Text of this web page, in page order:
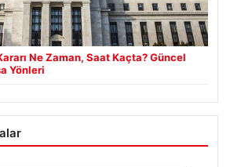
Ne Zaman, Saat Kaçta? Güncel
Yönleri